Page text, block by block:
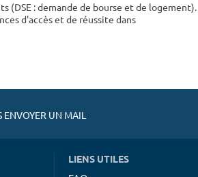
(DSE : demande de bourse et de logement).
d'accès et de réussite dans
ENVOYER UN MAIL
LIENS UTILES